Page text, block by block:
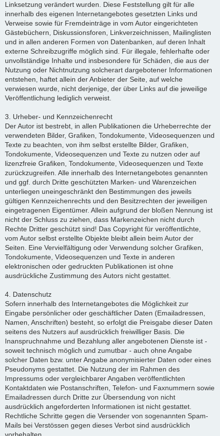
Linksetzung verändert wurden. Diese Feststellung gilt für alle
innerhalb des eigenen Internetangebotes gesetzten Links und
Verweise sowie für Fremdeinträge in vom Autor eingerichteten
Gästebüchern, Diskussionsforen, Linkverzeichnissen, Mailinglisten
und in allen anderen Formen von Datenbanken, auf deren Inhalt
externe Schreibzugriffe möglich sind. Für illegale, fehlerhafte oder
unvollständige Inhalte und insbesondere für Schäden, die aus der
Nutzung oder Nichtnutzung solcherart dargebotener Informationen
entstehen, haftet allein der Anbieter der Seite, auf welche
verwiesen wurde, nicht derjenige, der über Links auf die jeweilige
Veröffentlichung lediglich verweist.
3. Urheber- und Kennzeichenrecht
Der Autor ist bestrebt, in allen Publikationen die Urheberrechte der
verwendeten Bilder, Grafiken, Tondokumente, Videosequenzen und
Texte zu beachten, von ihm selbst erstellte Bilder, Grafiken,
Tondokumente, Videosequenzen und Texte zu nutzen oder auf
lizenzfreie Grafiken, Tondokumente, Videosequenzen und Texte
zurückzugreifen. Alle innerhalb des Internetangebotes genannten
und ggf. durch Dritte geschützten Marken- und Warenzeichen
unterliegen uneingeschränkt den Bestimmungen des jeweils
gültigen Kennzeichenrechts und den Besitzrechten der jeweiligen
eingetragenen Eigentümer. Allein aufgrund der bloßen Nennung ist
nicht der Schluss zu ziehen, dass Markenzeichen nicht durch
Rechte Dritter geschützt sind! Das Copyright für veröffentlichte,
vom Autor selbst erstellte Objekte bleibt allein beim Autor der
Seiten. Eine Vervielfältigung oder Verwendung solcher Grafiken,
Tondokumente, Videosequenzen und Texte in anderen
elektronischen oder gedruckten Publikationen ist ohne
ausdrückliche Zustimmung des Autors nicht gestattet.
4. Datenschutz
Sofern innerhalb des Internetangebotes die Möglichkeit zur
Eingabe persönlicher oder geschäftlicher Daten (Emailadressen,
Namen, Anschriften) besteht, so erfolgt die Preisgabe dieser Daten
seitens des Nutzers auf ausdrücklich freiwilliger Basis. Die
Inanspruchnahme und Bezahlung aller angebotenen Dienste ist -
soweit technisch möglich und zumutbar - auch ohne Angabe
solcher Daten bzw. unter Angabe anonymisierter Daten oder eines
Pseudonyms gestattet. Die Nutzung der im Rahmen des
Impressums oder vergleichbarer Angaben veröffentlichten
Kontaktdaten wie Postanschriften, Telefon- und Faxnummern sowie
Emailadressen durch Dritte zur Übersendung von nicht
ausdrücklich angeforderten Informationen ist nicht gestattet.
Rechtliche Schritte gegen die Versender von sogenannten Spam-
Mails bei Verstössen gegen dieses Verbot sind ausdrücklich